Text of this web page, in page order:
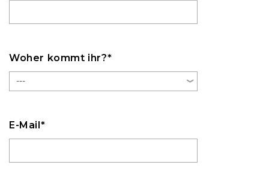
Woher kommt ihr?*
E-Mail*